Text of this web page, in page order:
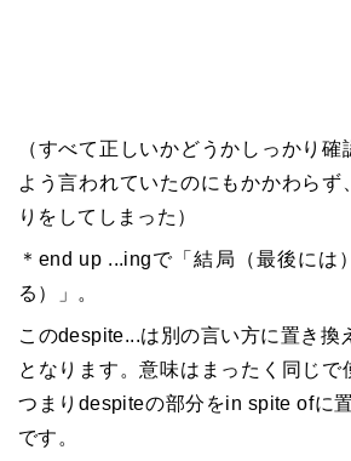
（すべて正しいかどうかしっかり
よう言われていたのにもかかわらず
りをしてしまった）
＊end up ...ingで「結局（最後には
る）」。
このdespite...は別の言い方に置き換
となります。意味はまったく同じで
つまりdespiteの部分をin spite ofに
です。